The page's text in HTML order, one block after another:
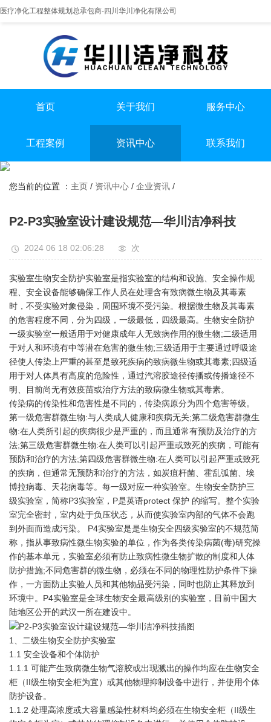
医疗净化工程整体规划总承包商-四川华川净化有限公司
提供实医疗净化整体解决方案
首页 关于我们 服务中心
手术室净化装修
实验室净化装修
工程案例
无尘车间
资讯中心 联系我们
您当前的位置 ： 主页 / 资讯中心 / 企业资讯 /
P2-P3实验室设计建设规范—华川洁净科技
2024 06 18 02:06:28 次
实验室生物安全防护实验室是指实验室的结构和设施、安全操作规
程、安全设备能够确保工作人员在处理含有致病微生物及其毒素
时，不受实验对象侵染，周围环境不受污染。根据微生物及其毒素
的危害程度不同，分为四级，一级最低，四级最高。生物安全防护
一级实验室一般适用于对健康成年人无致病作用的微生物;二级适用
于对人和环境有中等潜在危害的微生物;三级适用于主要通过呼吸途
径使人传染上严重的甚至是致死疾病的致病微生物或其毒素;四级适
用于对人体具有高度的危险性，通过汽溶胶途径传播或传播途径不
明、目前尚无有效疫苗或治疗方法的致病微生物或其毒素。
传染病的传染性和危害性是不同的，传染病原分为四个危害等级。
第一级危害群微生物:与人类成人健康和疾病无关;第二级危害群微生
物:在人类所引起的疾病很少是严重的，而且通常有预防及治疗的方
法;第三级危害群微生物:在人类可以引起严重或致死的疾病，可能有
预防和治疗的方法;第四级危害群微生物:在人类可以引起严重或致死
的疾病，但通常无预防和治疗的方法，如炭疽杆菌、霍乱弧菌、埃
博拉病毒、天花病毒等。每一级对应一种实验室。生物安全防护三
级实验室，简称P3实验室，P是英语protect 保护 的缩写。整个实验
室完全密封，室内处于负压状态，从而使实验室内部的气体不会跑
到外面而造成污染。 P4实验室是是生物安全四级实验室的不规范简
称，指从事致病性微生物实验的单位，作为各类传染病菌(毒)研究操
作的基本单元，实验室必须有防止致病性微生物扩散的制度和人体
防护措施;不同危害群的微生物，必须在不同的物理性防护条件下操
作，一方面防止实验人员和其他物品受污染，同时也防止其释放到
环境中。P4实验室是全球生物安全最高级别的实验室，目前中国大
陆地区公开的武汉一所在建设中。
1、二级生物安全防护实验室
1.1 安全设备和个体防护
1.1.1 可能产生致病微生物气溶胶或出现溅出的操作均应在生物安全
柜（II级生物安全柜为宜）或其他物理抑制设备中进行，并使用个体
防护设备。
1.1.2 处理高浓度或大容量感染性材料均必须在生物安全柜（II级生